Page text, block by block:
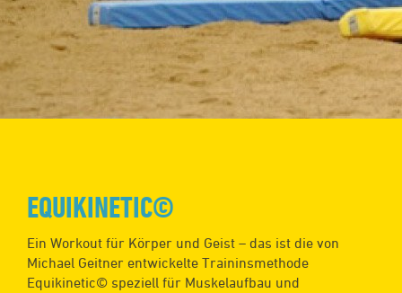
EQUIKINETIC©
Ein Workout für Körper und Geist – das ist die von
Michael Geitner entwickelte Traininsmethode
Equikinetic© speziell für Muskelaufbau und